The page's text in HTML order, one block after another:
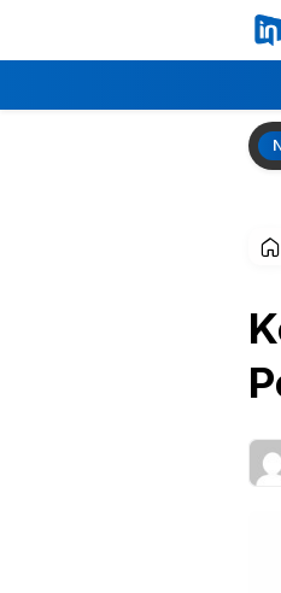
konten
Kembali Menguat, Pakar